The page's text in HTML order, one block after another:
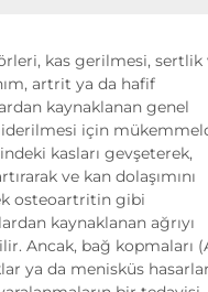
kas gerilmesi, sertlik
artrit ya da hafif
kaynaklanan genel
için
kasları gevşeterek,
ve kan dolaşımını
osteoartritin gibi
kaynaklanan ağrıyı
Ancak, bağ kopmaları
ya da menisküs